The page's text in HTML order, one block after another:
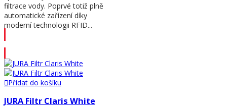
filtrace vody. Poprvé totiž plně
automatické zařízení díky
moderní technologii RFID...
Přidat do košíku
JURA Filtr Claris White